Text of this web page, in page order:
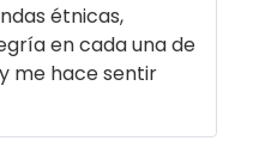
étnicas,
en cada una de
me hace sentir